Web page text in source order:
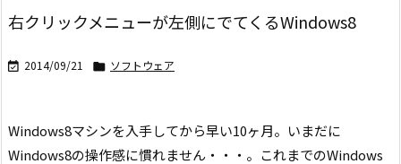
右クリックメニューが左側にでてくるWindows8
 2014/09/21  ソフトウェア
Windows8マシンを入手してから早い10ヶ月。いまだに
Windows8の操作感に慣れません・・・。これまでのWindows